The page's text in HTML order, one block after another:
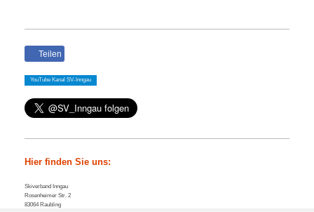
Teilen
YouTube Kanal SV-Inngau
Hier finden Sie uns:
Skiverband Inngau
Rosenheimer Str. 2
83064 Raubling